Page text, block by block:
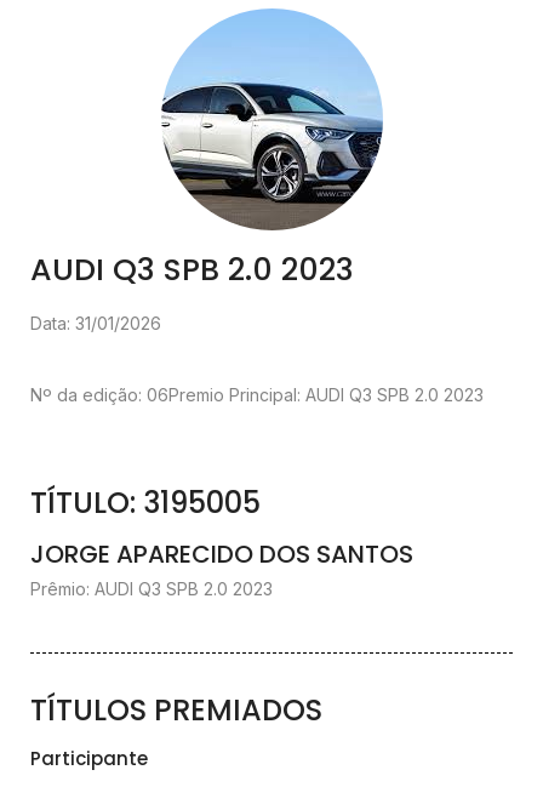
AUDI Q3 SPB 2.0 2023
Data: 31/01/2026
Nº da edição: 06Premio Principal: AUDI Q3 SPB 2.0 2023
TÍTULO: 3195005
JORGE APARECIDO DOS SANTOS
Prêmio: AUDI Q3 SPB 2.0 2023
TÍTULOS PREMIADOS
Participante